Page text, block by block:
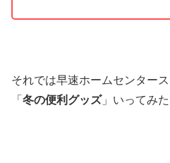
それでは早速ホームセンター
「 冬の便利グッズ 」いってみ